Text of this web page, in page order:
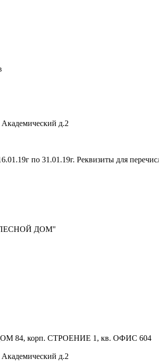
д.2
по 31.01.19г. Реквизиты для
ДОМ"
84, корп. СТРОЕНИЕ 1, кв. ОФИС 604
д.2